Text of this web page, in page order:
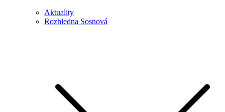
Aktuality
Rozhledna Sosnová